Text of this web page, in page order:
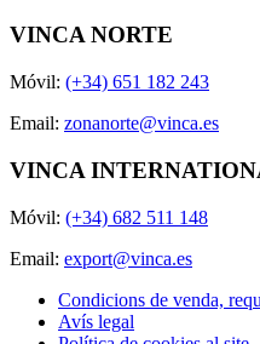
VINCA NORTE
Móvil: (+34) 651 182 243
Email: zonanorte@vinca.es
VINCA
Móvil: (+34) 682 511 148
Email: export@vinca.es
Condicions de venda,
Avís legal